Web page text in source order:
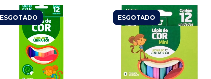
ESGOTADO ESGOTADO